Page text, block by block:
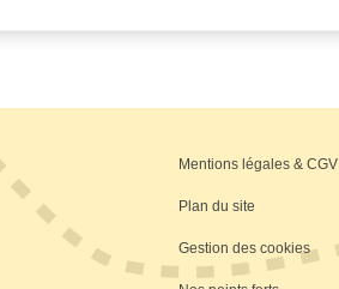
Mentions légales & CGV
Plan du site
Gestion des cookies